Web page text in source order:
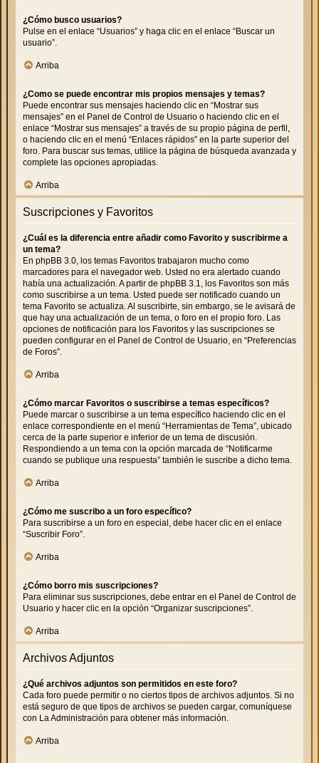
¿Cómo busco usuarios?
Pulse en el enlace “Usuarios” y haga clic en el enlace “Buscar un
usuario”.
Arriba
¿Como se puede encontrar mis propios mensajes y temas?
Puede encontrar sus mensajes haciendo clic en “Mostrar sus
mensajes” en el Panel de Control de Usuario o haciendo clic en el
enlace “Mostrar sus mensajes” a través de su propio página de perfil,
o haciendo clic en el menú “Enlaces rápidos” en la parte superior del
foro. Para buscar sus temas, utilice la página de búsqueda avanzada y
complete las opciones apropiadas.
Arriba
Suscripciones y Favoritos
¿Cuál es la diferencia entre añadir como Favorito y suscribirme a
un tema?
En phpBB 3.0, los temas Favoritos trabajaron mucho como
marcadores para el navegador web. Usted no era alertado cuando
había una actualización. A partir de phpBB 3.1, los Favoritos son más
como suscribirse a un tema. Usted puede ser notificado cuando un
tema Favorito se actualiza. Al suscribirte, sin embargo, se le avisará de
que hay una actualización de un tema, o foro en el propio foro. Las
opciones de notificación para los Favoritos y las suscripciones se
pueden configurar en el Panel de Control de Usuario, en “Preferencias
de Foros”.
Arriba
¿Cómo marcar Favoritos o suscribirse a temas específicos?
Puede marcar o suscribirse a un tema específico haciendo clic en el
enlace correspondiente en el menú “Herramientas de Tema”, ubicado
cerca de la parte superior e inferior de un tema de discusión.
Respondiendo a un tema con la opción marcada de “Notificarme
cuando se publique una respuesta” también le suscribe a dicho tema.
Arriba
¿Cómo me suscribo a un foro específico?
Para suscribirse a un foro en especial, debe hacer clic en el enlace
“Suscribir Foro”.
Arriba
¿Cómo borro mis suscripciones?
Para eliminar sus suscripciones, debe entrar en el Panel de Control de
Usuario y hacer clic en la opción “Organizar suscripciones”.
Arriba
Archivos Adjuntos
¿Qué archivos adjuntos son permitidos en este foro?
Cada foro puede permitir o no ciertos tipos de archivos adjuntos. Si no
está seguro de que tipos de archivos se pueden cargar, comuníquese
con La Administración para obtener más información.
Arriba